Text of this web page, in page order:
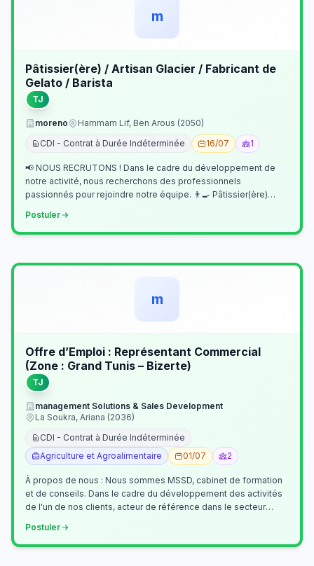
m
Pâtissier(ère) / Artisan Glacier / Fabricant de
Gelato / Barista
TJ
moreno
Hammam Lif, Ben Arous (2050)
CDI - Contrat à Durée Indéterminée
16/07 1
📢 NOUS RECRUTONS ! Dans le cadre du développement de
notre activité, nous recherchons des professionnels
passionnés pour rejoindre notre équipe. 👨‍🍳 Pâtissier(ère)
Postuler
m
Offre d’Emploi : Représentant Commercial
(Zone : Grand Tunis – Bizerte)
TJ
management Solutions & Sales Development
La Soukra, Ariana (2036)
CDI - Contrat à Durée Indéterminée
Agriculture et Agroalimentaire
01/07 2
À propos de nous : Nous sommes MSSD, cabinet de formation
et de conseils. Dans le cadre du développement des activités
de l'un de nos clients, acteur de référence dans le secteur
Postuler